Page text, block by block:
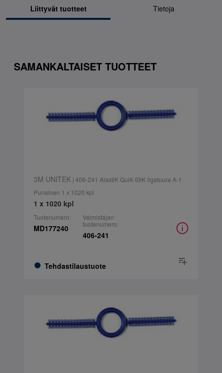
Liittyvät tuotteet Tietoja
SAMANKALTAISET TUOTTEET
3M UNITEK| 406-241 AlastiK QuiK-StiK ligatuura A-1
Punainen 1 x 1020 kpl
1 x 1020 kpl
Tuotenumero:
MD177240
Tehdastilaustuote
Valmistajan
tuotenumero:
406-241